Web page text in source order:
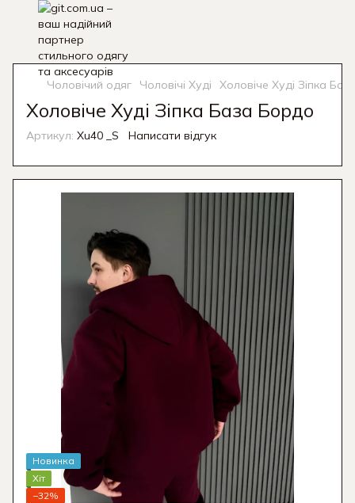
Чоловічий одяг Чоловічі Худі Холовіче Худі Зіпка
Холовіче Худі Зіпка База Бордо
Артикул: Xu40 _S Написати відгук
Новинка
Хіт
−32%